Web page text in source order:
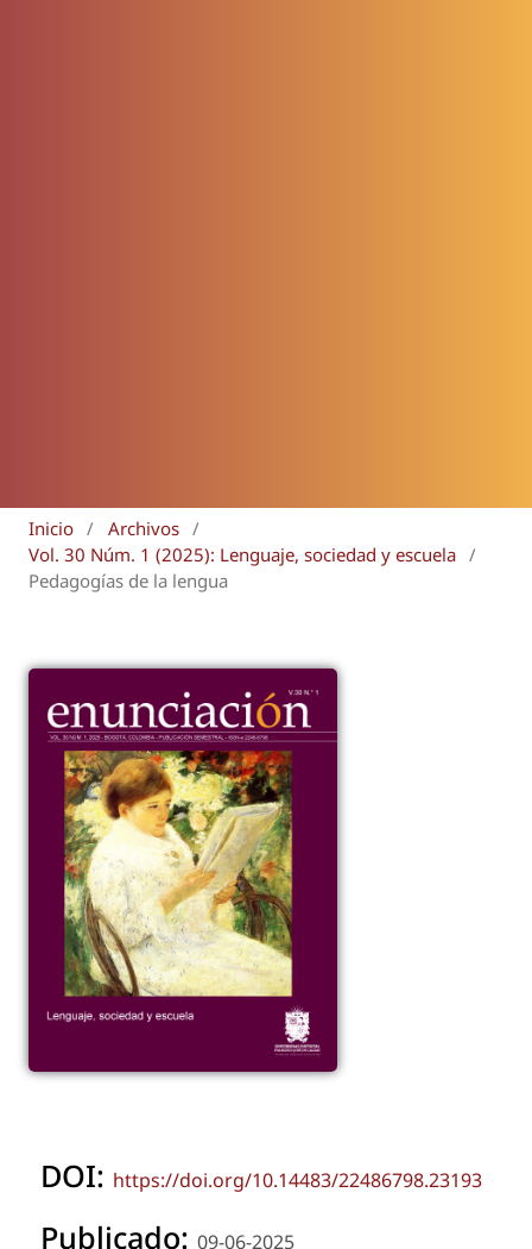
Inicio / Archivos /
Vol. 30 Núm. 1 (2025): Lenguaje, sociedad y escuela /
Pedagogías de la lengua
DOI: https://doi.org/10.14483/22486798.23193
Publicado: 09-06-2025